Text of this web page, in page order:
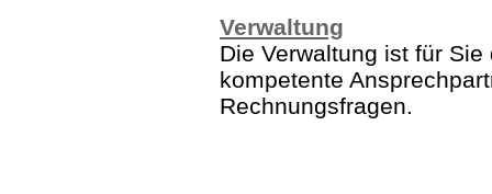
Verwaltung
Die Verwaltung ist für Sie
kompetente
Rechnungsfragen.